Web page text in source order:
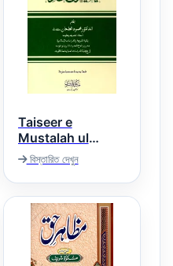
Taiseer e
Mustalah ul
Hadith تیسیر
مصطلح الحدیث
বিস্তারিত দেখুন